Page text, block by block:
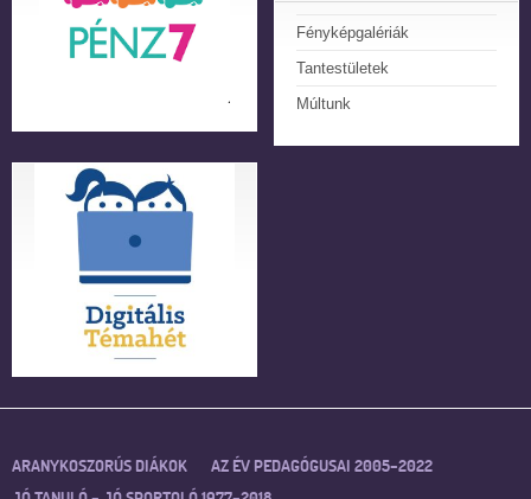
Fényképgalériák
Tantestületek
Múltunk
ARANYKOSZORÚS DIÁKOK
AZ ÉV PEDAGÓGUSAI 2005–2022